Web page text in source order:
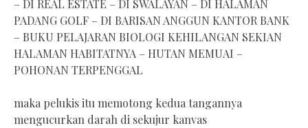
– DI REAL ESTATE – DI SWALAYAN – DI HALAMAN
PADANG GOLF – DI BARISAN ANGGUN KANTOR BANK
– BUKU PELAJARAN BIOLOGI KEHILANGAN SEKIAN
HALAMAN HABITATNYA – HUTAN MEMUAI –
POHONAN TERPENGGAL
maka pelukis itu memotong kedua tangannya
mengucurkan darah di sekujur kanvas